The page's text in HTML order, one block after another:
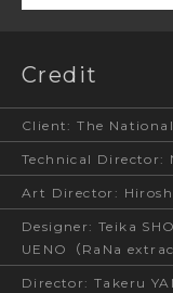
Credit
Client :The
Technical Director:
Art Director :
Designer:Teika
UENO（RaNa
Director:Takeru